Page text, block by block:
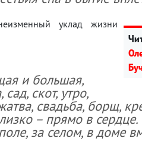
уклад жизни
и большая,
скот, утро,
свадьба, борщ,
– прямо в
за селом, в доме